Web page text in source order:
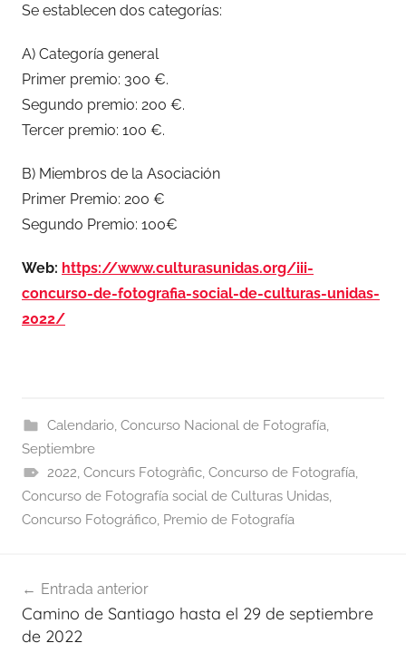
Se establecen dos categorías:
A) Categoría general
Primer premio: 300 €.
Segundo premio: 200 €.
Tercer premio: 100 €.
B) Miembros de la Asociación
Primer Premio: 200 €
Segundo Premio: 100€
Web: https://www.culturasunidas.org/iii-
concurso-de-fotografia-social-de-culturas-unidas-
2022/
Calendario, Concurso Nacional de Fotografía,
Septiembre
2022, Concurs Fotogràfic, Concurso de Fotografía,
Concurso de Fotografía social de Culturas Unidas,
Concurso Fotográfico, Premio de Fotografía
de
entradas
Entrada anterior
Camino de Santiago hasta el 29 de septiembre
de 2022